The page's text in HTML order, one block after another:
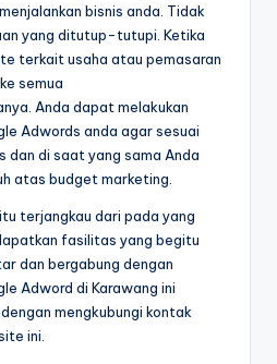
bisnis anda. Tidak
yang ditutup-tutupi. Ketika
terkait usaha atau pemasaran
semua
Anda dapat melakukan
Adwords anda agar sesuai
dan di saat yang sama Anda
atas budget marketing.
terjangkau dari pada yang
fasilitas yang begitu
dan bergabung dengan
Adword di Karawang ini
mengkubungi kontak
ini.